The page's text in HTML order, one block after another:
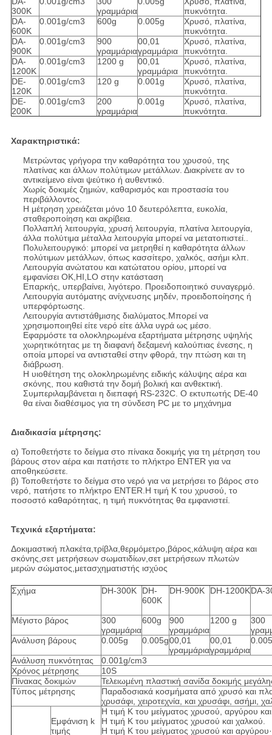
300K
γραμμάρια
πυκνότητα.
DA-
600K
0.001g/cm3 600g 0.005g
Χρυσό, πλατίνα,
πυκνότητα.
DA-
900K
0.001g/cm3
900
γραμμάρια
00,01
γραμμάρια
Χρυσό, πλατίνα,
πυκνότητα.
DA-
1200K
0.001g/cm3 1200 g
00,01
γραμμάρια
Χρυσό, πλατίνα,
πυκνότητα.
DE-
120K
0.001g/cm3 120 g 0.001g
Χρυσό, πλατίνα,
πυκνότητα.
DE-
200K
0.001g/cm3
200
γραμμάρια
0.001g
Χρυσό, πλατίνα,
πυκνότητα.
Χαρακτηριστικά:
Μετρώντας γρήγορα την καθαρότητα του χρυσού, της
πλατίνας και άλλων πολύτιμων μετάλλων. Διακρίνετε αν το
αντικείμενο είναι ψεύτικο ή αυθεντικό.
Χωρίς δοκιμές ζημιών, καθαρισμός και προστασία του
περιβάλλοντος.
Η μέτρηση χρειάζεται μόνο 10 δευτερόλεπτα, ευκολία,
σταθεροποίηση και ακρίβεια.
Πολλαπλή λειτουργία, χρυσή λειτουργία, πλατίνα λειτουργία,
άλλα πολύτιμα μέταλλα λειτουργία μπορεί να μετατοπιστεί..
Πολυλειτουργικό: μπορεί να μετρηθεί η καθαρότητα άλλων
πολύτιμων μετάλλων, όπως κασσίτερο, χαλκός, ασήμι κλπ.
Λειτουργία ανώτατου και κατώτατου ορίου, μπορεί να
εμφανίσει OK,HI,LO στην κατάσταση
Επαρκής, υπερβαίνει, λιγότερο. Προειδοποιητικό συναγερμό.
Λειτουργία αυτόματης ανίχνευσης μηδέν, προειδοποίησης ή
υπερφόρτωσης.
Λειτουργία αντιστάθμισης διαλύματος.Μπορεί να
χρησιμοποιηθεί είτε νερό είτε άλλα υγρά ως μέσο.
Εφαρμόστε τα ολοκληρωμένα εξαρτήματα μέτρησης υψηλής
χωρητικότητας με τη διαφανή δεξαμενή καλούπιας ένεσης, η
οποία μπορεί να αντισταθεί στην φθορά, την πτώση και τη
διάβρωση.
Η υιοθέτηση της ολοκληρωμένης ειδικής κάλυψης αέρα και
σκόνης, που καθιστά την δομή βολική και ανθεκτική.
Συμπεριλαμβάνεται η διεπαφή RS-232C. Ο εκτυπωτής DE-40
θα είναι διαθέσιμος για τη σύνδεση PC με το μηχάνημα
Διαδικασία μέτρησης:
α) Τοποθετήστε το δείγμα στο πίνακα δοκιμής για τη μέτρηση του
βάρους στον αέρα και πατήστε το πλήκτρο ENTER για να
αποθηκεύσετε.
β) Τοποθετήστε το δείγμα στο νερό για να μετρήσει το βάρος στο
νερό, πατήστε το πλήκτρο ENTER.Η τιμή K του χρυσού, το
ποσοστό καθαρότητας, η τιμή πυκνότητας θα εμφανιστεί.
Τεχνικά εξαρτήματα:
Δοκιμαστική πλακέτα,τρίβλα,θερμόμετρο,βάρος,κάλυψη αέρα και
σκόνης,σετ μετρήσεων σωματιδίων,σετ μετρήσεων πλωτών
μερών σώματος,μετασχηματιστής ισχύος
Σχήμα DH-300K
DH-
600K
DH-900K DH-1200KDA-
Μέγιστο βάρος
300
γραμμάρια
600g
900
γραμμάρια
1200 g
300
Ανάλυση βάρους
0.005g 0.005g00,01
γραμμάρια
00,01
γραμμάρια
Ανάλυση πυκνότητας
0.001g/cm3
Χρόνος μέτρησης
10S
Πίνακας δοκιμών
Τελειωμένη πλαστική σανίδα δοκιμής
Τύπος μέτρησης
Παραδοσιακά κοσμήματα από χρυσό και
χρυσάφι, χειροτεχνία, και χρυσάφι, ασήμι,
Εμφάνιση k
τιμής
Η τιμή K του μείγματος χρυσού, αργύρου
Η τιμή K του μείγματος χρυσού και χαλκού.
Η τιμή K του μείγματος χρυσού και αργύρου·